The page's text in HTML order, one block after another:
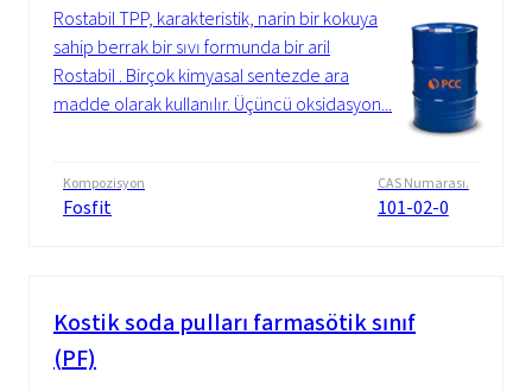
Rostabil TPP, karakteristik, narin bir kokuya
sahip berrak bir sıvı formunda bir aril
Rostabil . Birçok kimyasal sentezde ara
madde olarak kullanılır. Üçüncü oksidasyon...
Kompozisyon
Fosfit
CAS Numarası.
101-02-0
Kostik soda pulları farmasötik sınıf
(PF)